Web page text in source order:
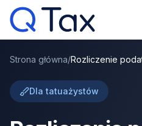
Strona główna/Rozliczenie
Dla tatuażystów